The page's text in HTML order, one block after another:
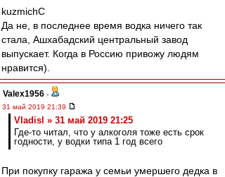
kuzmichC
Да не, в последнее время водка ничего так
стала, Ашхабадский центральный завод
выпускает. Когда в Россию привожу людям
нравится).
Valex1956 -
31 май 2019 21:39
Vladisl » 31 май 2019 21:25
Где-то читал, что у алкоголя тоже есть срок
годности, у водки типа 1 год всего
При покупку гаража у семьи умершего дедка в